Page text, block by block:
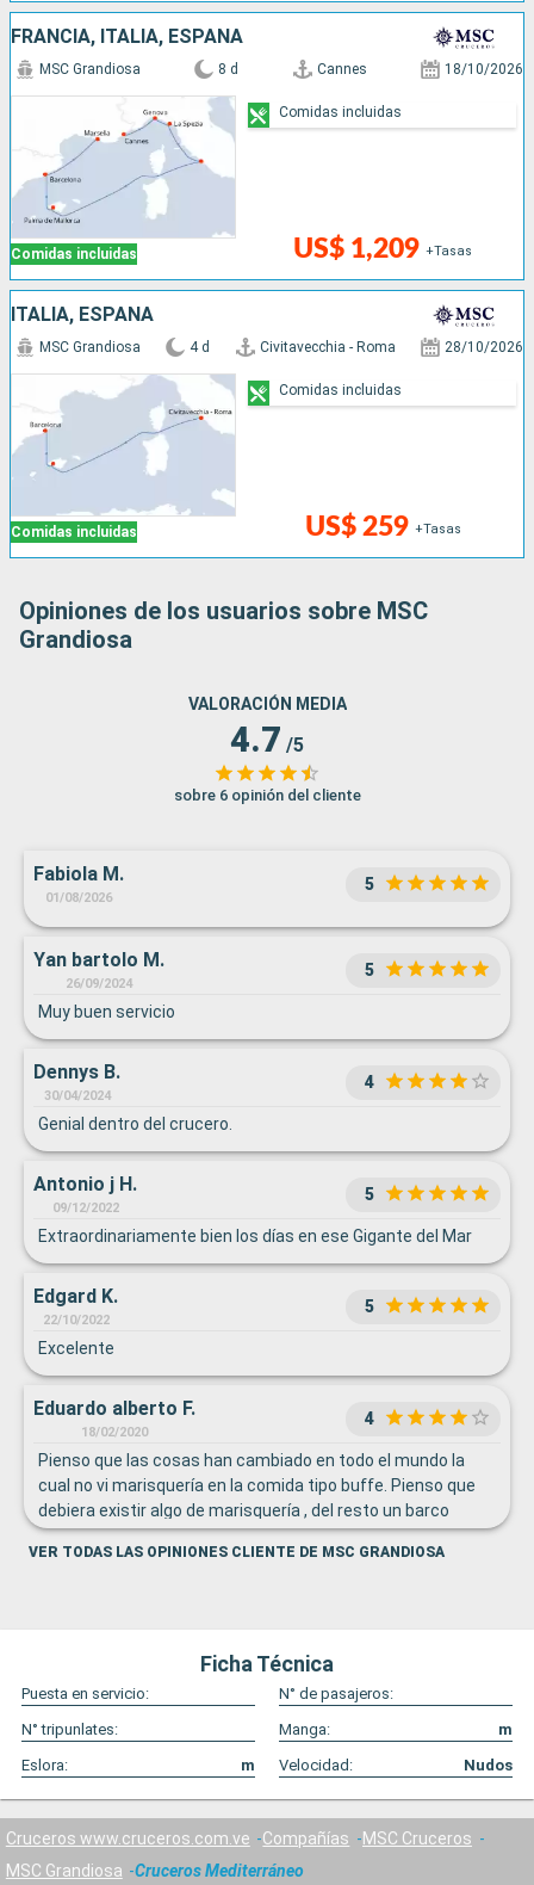
FRANCIA, ITALIA, ESPAÑA
Comidas incluidas
MSC Grandiosa 8 d Cannes 18/10/2026
US$ 1,209 +Tasas
Comidas incluidas
ITALIA, ESPAÑA
Comidas incluidas
MSC Grandiosa 4 d Civitavecchia - Roma 28/10/2026
US$ 259 +Tasas
Comidas incluidas
Opiniones de los usuarios sobre MSC
Grandiosa
VALORACIÓN MEDIA
4.7 /5
sobre 6 opinión del cliente
Fabiola M.
01/08/2026
5
Yan bartolo M.
26/09/2024
5
Muy buen servicio
Dennys B.
30/04/2024
4
Genial dentro del crucero.
Antonio j H.
09/12/2022
5
Extraordinariamente bien los días en ese Gigante del Mar
Edgard K.
22/10/2022
5
Excelente
Eduardo alberto F.
18/02/2020
4
Pienso que las cosas han cambiado en todo el mundo la
cual no vi marisquería en la comida tipo buffe. Pienso que
debiera existir algo de marisquería , del resto un barco
precioso, atencion del personal de limpieza excelente. Un
bello crucero.
VER TODAS LAS OPINIONES CLIENTE DE MSC GRANDIOSA
Ficha Técnica
Puesta en servicio:
N° de pasajeros:
N° tripunlates:
Manga:
m
Eslora:
m Velocidad: Nudos
Cruceros www.cruceros.com.ve Compañías
MSC Cruceros
MSC Grandiosa
Cruceros Mediterráneo